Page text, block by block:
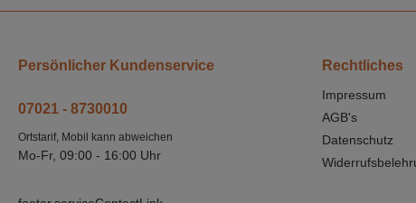
Persönlicher Kundenservice
07021 - 8730010
Ortstarif, Mobil kann abweichen
Mo-Fr, 09:00 - 16:00 Uhr
Rechtliches
Impressum
AGB's
Datenschutz